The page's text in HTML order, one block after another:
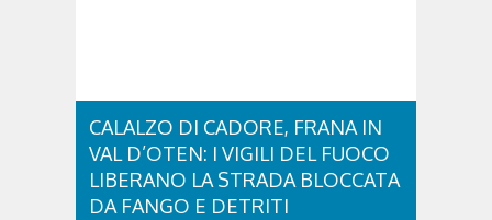
CALALZO DI CADORE, FRANA IN
VAL D’OTEN: I VIGILI DEL FUOCO
LIBERANO LA STRADA BLOCCATA
DA FANGO E DETRITI